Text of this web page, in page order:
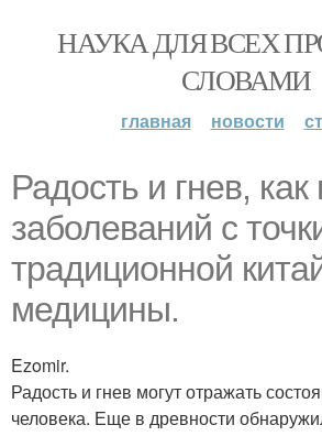
НАУКА ДЛЯ ВСЕХ
СЛОВАМИ
главная новости
Радость и гнев,
заболеваний с
традиционной
медицины.
Ezomir.
Радость и гнев могут отражать
человека. Еще в древности